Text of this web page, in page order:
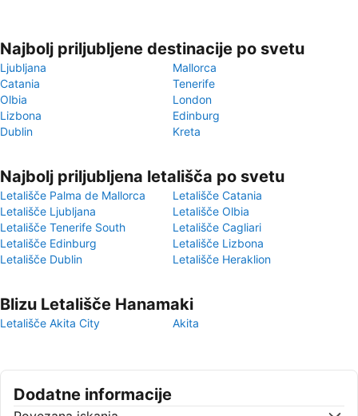
Najbolj priljubljene destinacije po svetu
Ljubljana
Mallorca
Catania
Tenerife
Olbia
London
Lizbona
Edinburg
Dublin
Kreta
Najbolj priljubljena letališča po svetu
Letališče Palma de Mallorca
Letališče Catania
Letališče Ljubljana
Letališče Olbia
Letališče Tenerife South
Letališče Cagliari
Letališče Edinburg
Letališče Lizbona
Letališče Dublin
Letališče Heraklion
Blizu Letališče Hanamaki
Letališče Akita City Akita
Dodatne informacije